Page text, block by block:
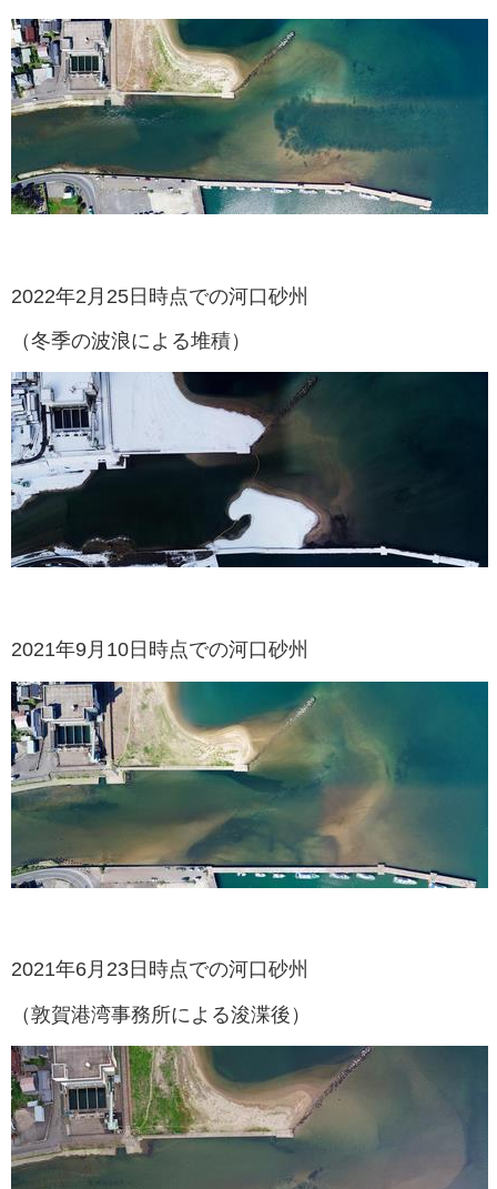
2022年2月25日時点での河口砂州
（冬季の波浪による堆積）
2021年9月10日時点での河口砂州
2021年6月23日時点での河口砂州
（敦賀港湾事務所による浚渫後）